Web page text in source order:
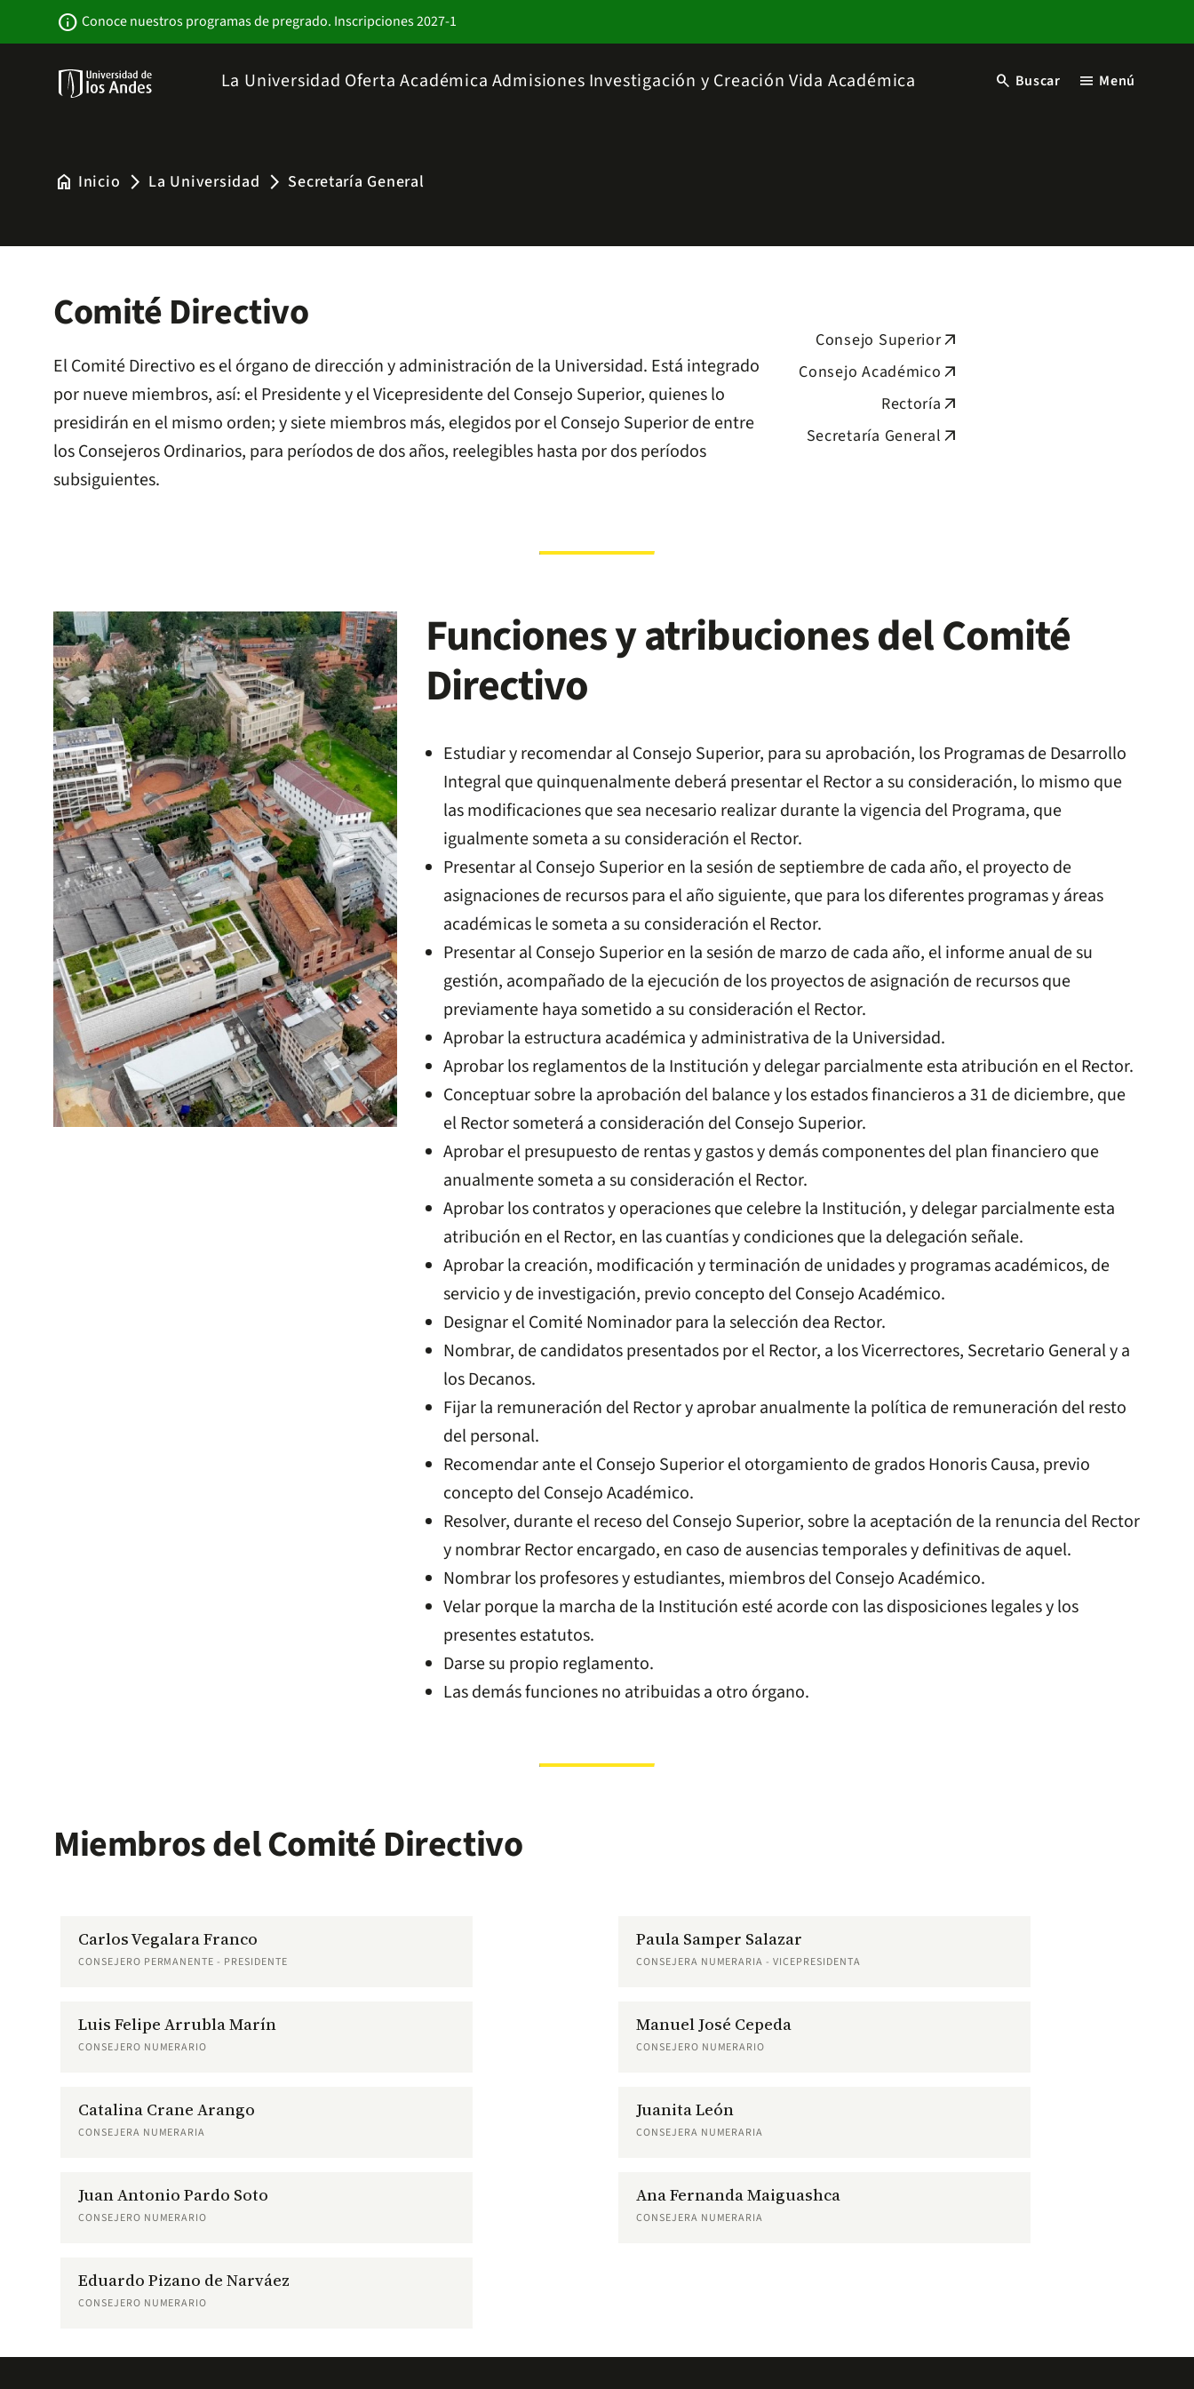
info Conoce nuestros programas de pregrado. Inscripciones 2027-1
La Universidad Oferta Académica Admisiones Investigación y Creación Vida Académica search Buscar menu Menú
home Inicio arrow_forward_ios La Universidad arrow_forward_ios Secretaría General
Comité Directivo
El Comité Directivo es el órgano de dirección y administración de la Universidad. Está integrado
por nueve miembros, así: el Presidente y el Vicepresidente del Consejo Superior, quienes lo
presidirán en el mismo orden; y siete miembros más, elegidos por el Consejo Superior de entre
los Consejeros Ordinarios, para períodos de dos años, reelegibles hasta por dos períodos
subsiguientes.
Consejo Superiorarrow_outward
Consejo Académico arrow_outward
Rectoría arrow_outward
Secretaría General arrow_outward
Funciones y atribuciones del Comité
Directivo
Estudiar y recomendar al Consejo Superior, para su aprobación, los Programas de Desarrollo
Integral que quinquenalmente deberá presentar el Rector a su consideración, lo mismo que
las modificaciones que sea necesario realizar durante la vigencia del Programa, que
igualmente someta a su consideración el Rector.
Presentar al Consejo Superior en la sesión de septiembre de cada año, el proyecto de
asignaciones de recursos para el año siguiente, que para los diferentes programas y áreas
académicas le someta a su consideración el Rector.
Presentar al Consejo Superior en la sesión de marzo de cada año, el informe anual de su
gestión, acompañado de la ejecución de los proyectos de asignación de recursos que
previamente haya sometido a su consideración el Rector.
Aprobar la estructura académica y administrativa de la Universidad.
Aprobar los reglamentos de la Institución y delegar parcialmente esta atribución en el Rector.
Conceptuar sobre la aprobación del balance y los estados financieros a 31 de diciembre, que
el Rector someterá a consideración del Consejo Superior.
Aprobar el presupuesto de rentas y gastos y demás componentes del plan financiero que
anualmente someta a su consideración el Rector.
Aprobar los contratos y operaciones que celebre la Institución, y delegar parcialmente esta
atribución en el Rector, en las cuantías y condiciones que la delegación señale.
Aprobar la creación, modificación y terminación de unidades y programas académicos, de
servicio y de investigación, previo concepto del Consejo Académico.
Designar el Comité Nominador para la selección dea Rector.
Nombrar, de candidatos presentados por el Rector, a los Vicerrectores, Secretario General y a
los Decanos.
Fijar la remuneración del Rector y aprobar anualmente la política de remuneración del resto
del personal.
Recomendar ante el Consejo Superior el otorgamiento de grados Honoris Causa, previo
concepto del Consejo Académico.
Resolver, durante el receso del Consejo Superior, sobre la aceptación de la renuncia del Rector
y nombrar Rector encargado, en caso de ausencias temporales y definitivas de aquel.
Nombrar los profesores y estudiantes, miembros del Consejo Académico.
Velar porque la marcha de la Institución esté acorde con las disposiciones legales y los
presentes estatutos.
Darse su propio reglamento.
Las demás funciones no atribuidas a otro órgano.
Miembros del Comité Directivo
Carlos Vegalara Franco
CONSEJERO PERMANENTE - PRESIDENTE
Luis Felipe Arrubla Marín
CONSEJERO NUMERARIO
Catalina Crane Arango
CONSEJERA NUMERARIA
Juan Antonio Pardo Soto
CONSEJERO NUMERARIO
Eduardo Pizano de Narváez
CONSEJERO NUMERARIO
Paula Samper Salazar
CONSEJERA NUMERARIA - VICEPRESIDENTA
Manuel José Cepeda
CONSEJERO NUMERARIO
Juanita León
CONSEJERA NUMERARIA
Ana Fernanda Maiguashca
CONSEJERA NUMERARIA